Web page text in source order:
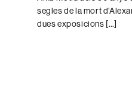
segles de la mort
dues exposicions […]